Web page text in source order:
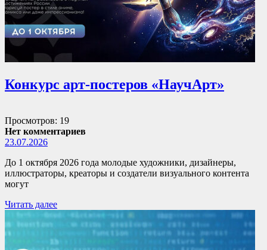
Конкурс арт-постеров «НаучАрт»
Просмотров: 19
Нет комментариев
23.07.2026
До 1 октября 2026 года молодые художники, дизайнеры,
иллюстраторы, креаторы и создатели визуального контента
могут
Читать далее